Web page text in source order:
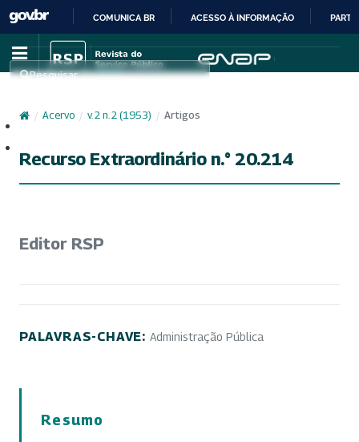
IR
PARA
CONTEÚDO
COMUNICA BR ACESSO À INFORMAÇÃO
Pesquisar
/ Acervo / v. 2 n. 2 (1953) / Artigos
Recurso Extraordinário n.° 20.214
Editor RSP
PALAVRAS-CHAVE: Administração Pública
Resumo